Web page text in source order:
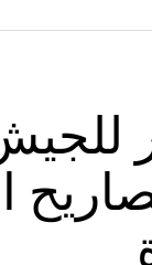
بإنزال
باب المندب
شنت الولايات